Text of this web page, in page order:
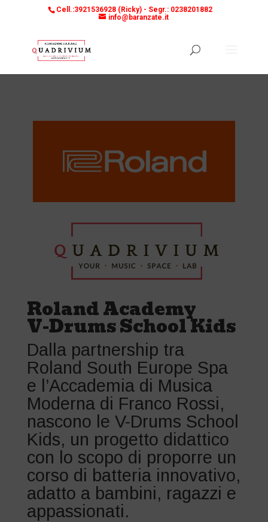
Cell.:3921536928 (Ricky) - Segr.: 0238201882
info@baranzate.it
Roland Academy
V-Drums School Kids
Dalla partnership tra
Roland South Europe Spa
e l’Accademia di Musica
Moderna di Franco Rossi,
nascono le V-Drums School
Kids, un progetto didattico
con lo scopo di proporre un
corso di batteria innovativo,
adatto a bambini, ragazzi e
appassionati.